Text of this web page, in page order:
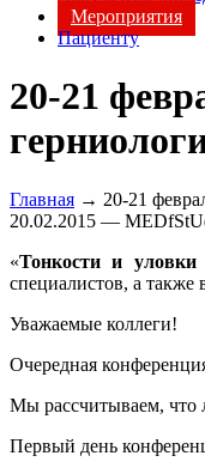
Мероприятия
Пациенту
20-21
Главная → 20-21
20.02.2015 —
«Тонкости и уловки
специалистов, а также
Уважаемые коллеги!
Очередная
Мы рассчитываем, что
Первый день